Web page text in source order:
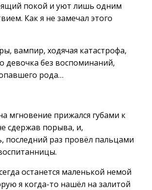
покой и уют лишь одним
Как я не замечал этого
вампир, ходячая катастрофа,
девочка без воспоминаний,
рода…
мгновение прижался губами к
сдержав порыва, и,
последний раз провёл пальцами
останется маленькой немой
я когда-то нашёл на залитой